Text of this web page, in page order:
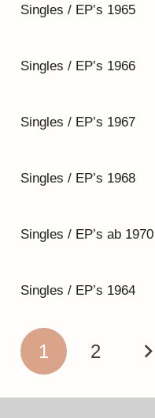
Singles / EP’s 1965
Singles / EP’s 1966
Singles / EP’s 1967
Singles / EP’s 1968
Singles / EP’s ab 1970
Singles / EP’s 1964
1 2